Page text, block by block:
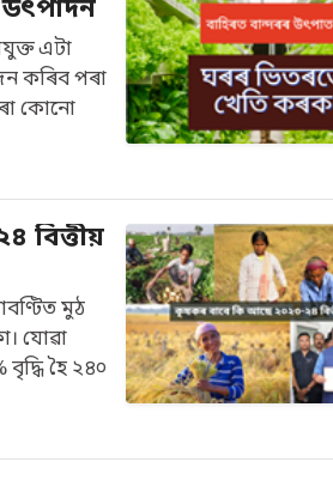
এটা
কৰিব পৰা
কোনো
বিত্তীয়
মুঠ
যোৱা
হৈ ২৪০